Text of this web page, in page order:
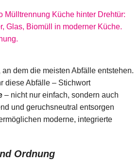
dem die meisten Abfälle entstehen.
diese Abfälle – Stichwort
– nicht nur einfach, sondern auch
und geruchsneutral entsorgen
moderne, integrierte
Ordnung